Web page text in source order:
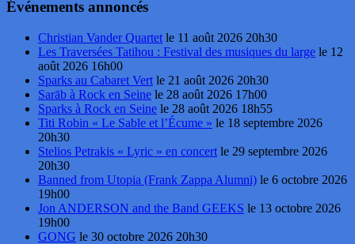
Événements annoncés
Christian Vander Quartet le 11 août 2026 20h30
Les Traversées Tatihou : Festival des musiques du large le 12
août 2026 16h00
Sparks au Cabaret Vert le 21 août 2026 20h30
Sarāb à Rock en Seine le 28 août 2026 17h00
Sparks à Rock en Seine le 28 août 2026 18h55
Titi Robin « Le Sable et l’Écume » le 18 septembre 2026
20h30
Stelios Petrakis « Lyric » en concert le 29 septembre 2026
20h30
Banned from Utopia (Frank Zappa Alumni) le 6 octobre 2026
19h00
Jon ANDERSON and the Band GEEKS le 13 octobre 2026
19h00
GONG le 30 octobre 2026 20h30